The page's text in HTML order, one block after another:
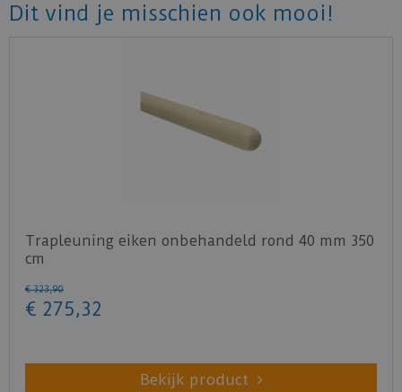
Dit vind je misschien ook mooi!
Trapleuning eiken onbehandeld rond 40 mm 350
cm
€ 323,90
€ 275,32
Bekijk product